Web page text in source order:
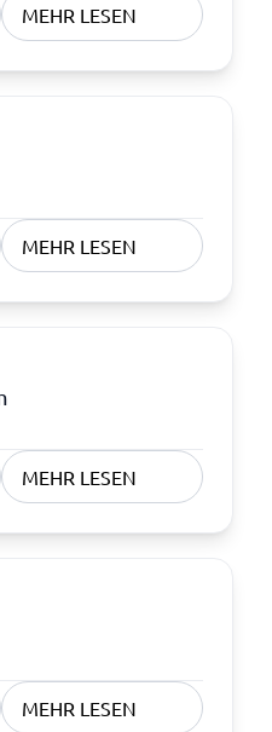
MEHR LESEN
MEHR LESEN
MEHR LESEN
MEHR LESEN